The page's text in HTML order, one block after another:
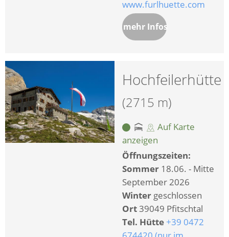
www.furlhuette.com
mehr Infos
Hochfeilerhütte
(2715 m)
Auf Karte
anzeigen
Öffnungszeiten:
Sommer 18.06. - Mitte
September 2026
Winter geschlossen
Ort39049 Pfitschtal
Tel. Hütte +39 0472